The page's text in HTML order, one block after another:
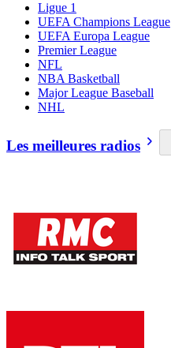
Ligue 1
UEFA Champions League
UEFA Europa League
Premier League
NFL
NBA Basketball
Major League Baseball
NHL
Les meilleures radios